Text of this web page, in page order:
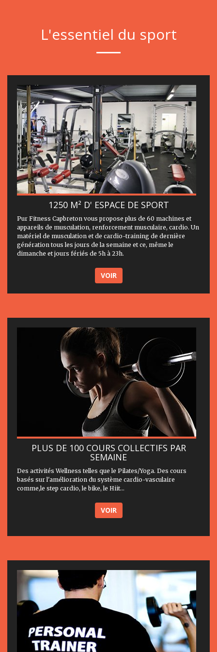
L'essentiel du sport
1250 M² D' ESPACE DE SPORT
Pur Fitness Capbreton vous propose plus de 60 machines et
appareils de musculation, renforcement musculaire, cardio. Un
matériel de musculation et de cardio-training de dernière
génération tous les jours de la semaine et ce, même le
dimanche et jours fériés de 5h à 23h.
VOIR
PLUS DE 100 COURS COLLECTIFS PAR
SEMAINE
Des activités Wellness telles que le Pilates/Yoga. Des cours
basés sur l'amélioration du système cardio-vasculaire
comme,le step cardio, le bike, le Hiit...
VOIR